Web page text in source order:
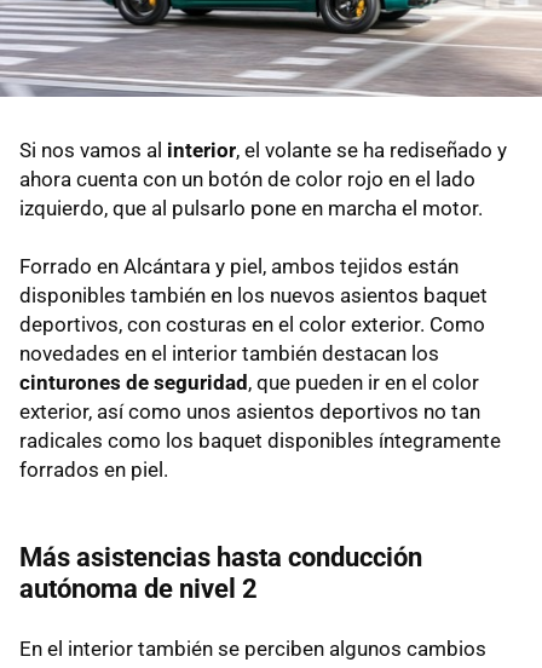
Si nos vamos al interior, el volante se ha rediseñado y
ahora cuenta con un botón de color rojo en el lado
izquierdo, que al pulsarlo pone en marcha el motor.
Forrado en Alcántara y piel, ambos tejidos están
disponibles también en los nuevos asientos baquet
deportivos, con costuras en el color exterior. Como
novedades en el interior también destacan los
cinturones de seguridad, que pueden ir en el color
exterior, así como unos asientos deportivos no tan
radicales como los baquet disponibles íntegramente
forrados en piel.
Más asistencias hasta conducción
autónoma de nivel 2
En el interior también se perciben algunos cambios